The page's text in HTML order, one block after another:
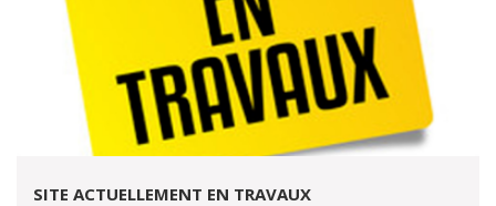
SITE ACTUELLEMENT EN TRAVAUX